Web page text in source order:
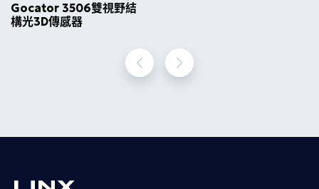
Gocator 3506雙視野結
構光3D傳感器